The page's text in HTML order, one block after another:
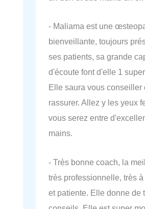
- Maliama est une
bienveillante, toujours
ses patients, sa grande
d'écoute font d'elle 1
Elle saura vous conseiller
rassurer. Allez y les yeux
vous serez entre
mains.
- Très bonne coach, la
très professionnelle, très
et patiente. Elle donne de